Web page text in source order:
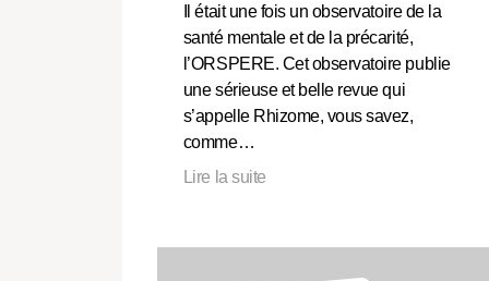
Il était une fois un observatoire de la
santé mentale et de la précarité,
l’ORSPERE. Cet observatoire publie
une sérieuse et belle revue qui
s’appelle Rhizome, vous savez,
comme…
Lire la suite